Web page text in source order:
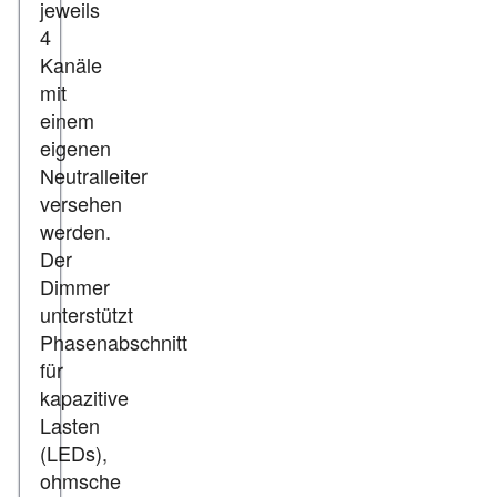
jeweils
4
Kanäle
mit
einem
eigenen
Neutralleiter
versehen
werden.
Der
Dimmer
unterstützt
Phasenabschnitt
für
kapazitive
Lasten
(LEDs),
ohmsche